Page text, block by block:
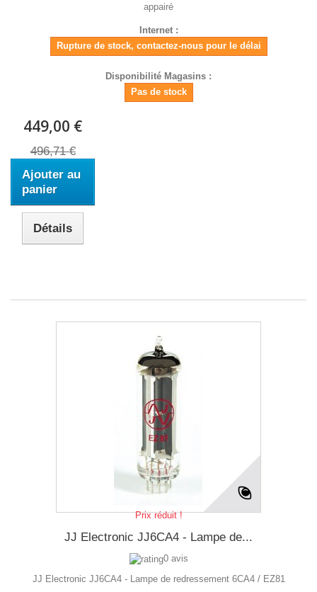
appairé
Internet :
Rupture de stock, contactez-nous pour le délai
Disponibilité Magasins :
Pas de stock
449,00 €
496,71 €
Ajouter au
panier
Détails
Prix réduit !
JJ Electronic JJ6CA4 - Lampe de...
0 avis
JJ Electronic JJ6CA4 - Lampe de redressement 6CA4 / EZ81